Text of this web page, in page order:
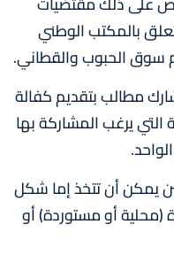
من القانون 94-12 المتعلق بالمكتب الوطني
سوق الحبوب والقطاني.
مطالب بتقديم كفالة
يرغب المشاركة بها
يمكن أن تتخذ إما شكل
أو مستوردة) أو